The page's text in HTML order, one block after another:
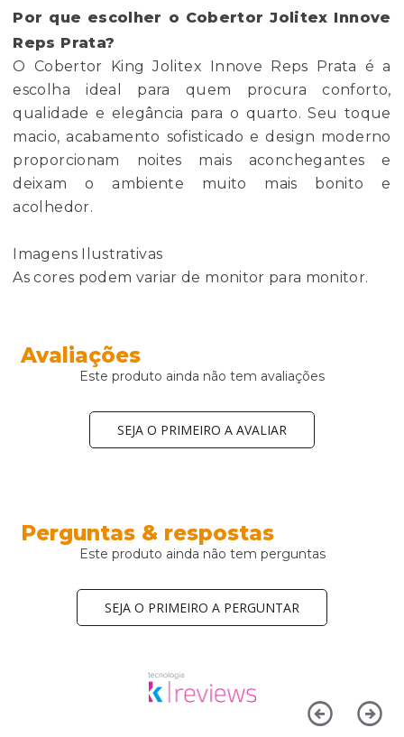
Por que escolher o Cobertor Jolitex Innove
Reps Prata?
O Cobertor King Jolitex Innove Reps Prata é a
escolha ideal para quem procura conforto,
qualidade e elegância para o quarto. Seu toque
macio, acabamento sofisticado e design moderno
proporcionam noites mais aconchegantes e
deixam o ambiente muito mais bonito e
acolhedor.
Imagens Ilustrativas
As cores podem variar de monitor para monitor.
Avaliações
Este produto ainda não tem avaliações
SEJA O PRIMEIRO A AVALIAR
Perguntas & respostas
Este produto ainda não tem perguntas
SEJA O PRIMEIRO A PERGUNTAR